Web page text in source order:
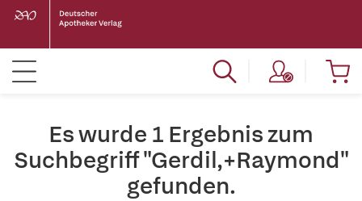
Es wurde 1 Ergebnis zum
Suchbegriff "Gerdil,+Raymond"
gefunden.